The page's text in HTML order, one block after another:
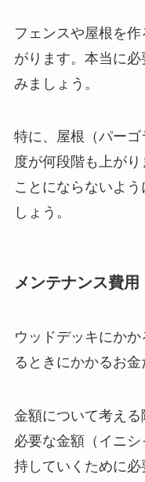
フェンスや屋根を
がります。本当に
みましょう。
特に、屋根（パー
度が何段階も上が
ことにならないよ
しょう。
メンテナンス費用
ウッドデッキにか
るときにかかるお金
金額について考え
必要な金額（イニ
持していくために